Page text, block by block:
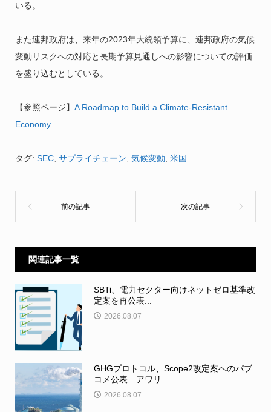
いる。
また連邦政府は、来年の2023年大統領予算に、連邦政府の気候
変動リスクへの対応と長期予算見通しへの影響についての評価
を盛り込むとしている。
【参照ページ】 A Roadmap to Build a Climate-Resistant
Economy
タグ: SEC, サプライチェーン 気候変動 米国
関連記事一覧
SBTi、電力セクター向けネットゼロ基準改
定案を再公表...
2026.08.07
GHGプロトコル、Scope2改定案へのパブ
コメ公表 アワリ...
2026.08.07